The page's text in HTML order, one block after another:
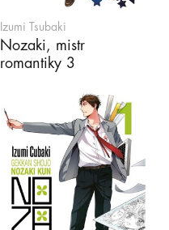
Izumi Tsubaki
Nozaki, mistr
romantiky 3